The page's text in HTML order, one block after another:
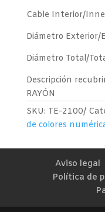
Cable Interior/
Diámetro Exterior/
Diámetro Total/
Descripción
RAYÓN
SKU: TE-2100/
de colores
Aviso legal
Política de